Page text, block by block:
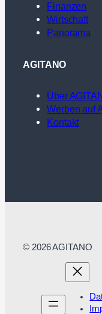
Finanzen
Wirtschaft
Panorama
AGITANO
Über
Werben auf
Kontakt
© 2026 AGITANO